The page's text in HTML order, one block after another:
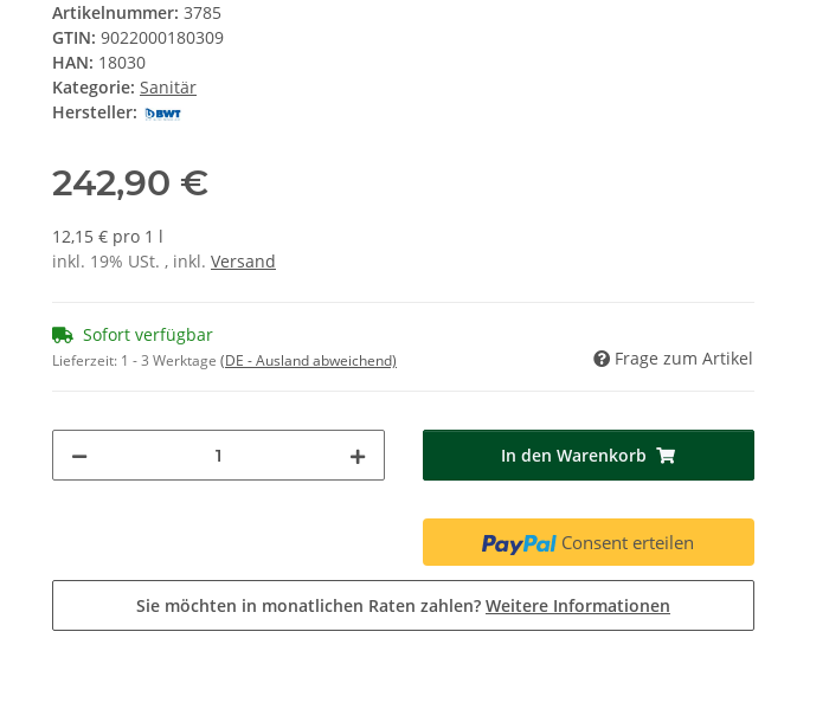
Artikelnummer: 3785
GTIN: 9022000180309
HAN: 18030
Kategorie: Sanitär
Hersteller:
242,90 €
12,15 € pro 1 l
inkl. 19% USt. , inkl. Versand
Sofort verfügbar
Lieferzeit: 1 - 3 Werktage (DE - Ausland abweichend) Frage zum Artikel
In den Warenkorb
Consent erteilen
Sie möchten in monatlichen Raten zahlen? Weitere Informationen